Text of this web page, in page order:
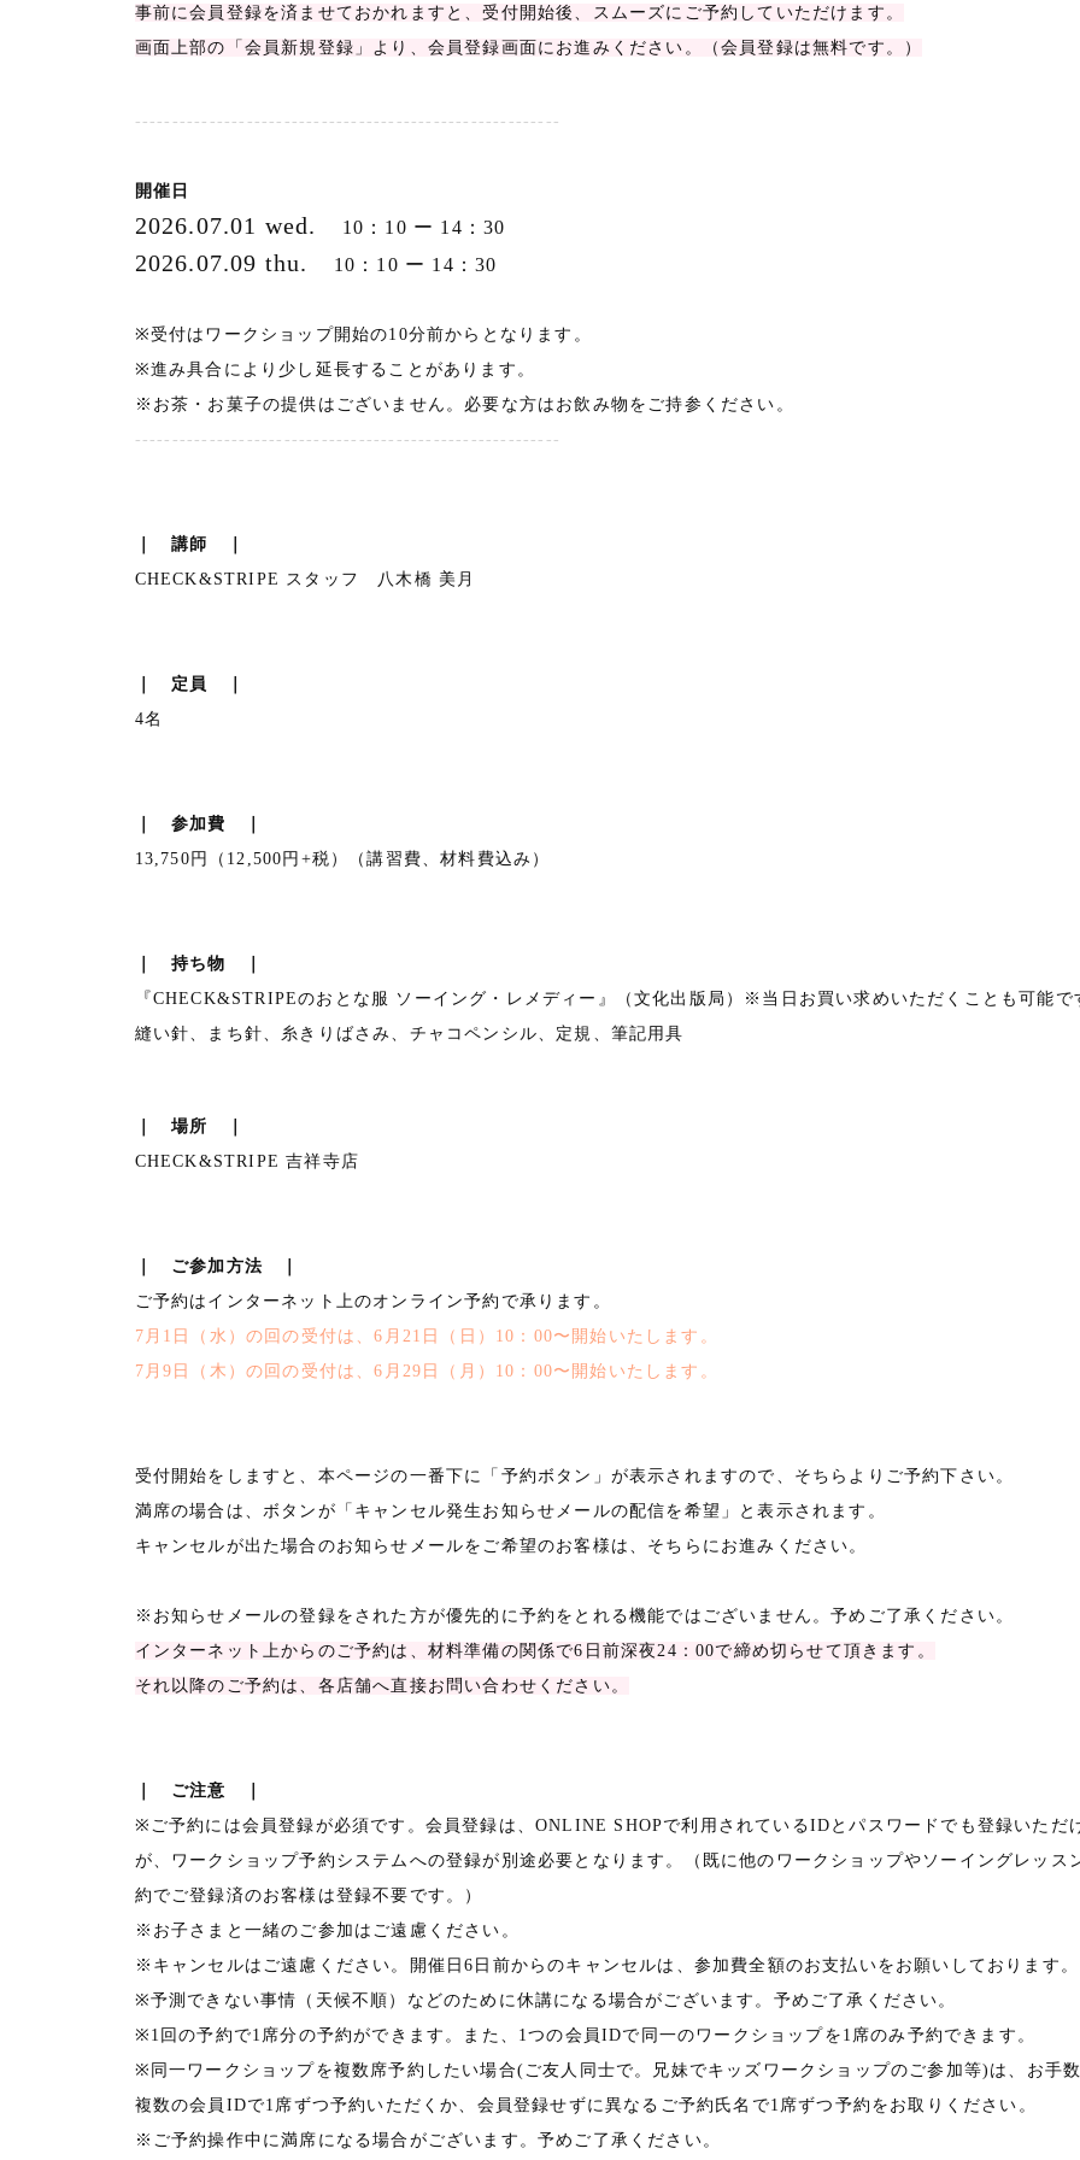
事前に会員登録を済ませておかれますと、受付開始後、スムーズにご予約していただけます。
画面上部の「会員新規登録」より、会員登録画面にお進みください。（会員登録は無料です。）
---------------------------------------------------------
開催日
2026.07.01 wed. 10：10 ー 14：30
2026.07.09 thu. 10：10 ー 14：30
※受付はワークショップ開始の10分前からとなります。
※進み具合により少し延長することがあります。
※お茶・お菓子の提供はございません。必要な方はお飲み物をご持参ください。
---------------------------------------------------------
｜ 講師 ｜
CHECK&STRIPE スタッフ 八木橋 美月
｜ 定員 ｜
4名
｜ 参加費 ｜
13,750円（12,500円+税）（講習費、材料費込み）
｜ 持ち物 ｜
『CHECK&STRIPEのおとな服 ソーイング・レメディー』（文化出版局）※当日お買い求めいただくことも可能で
縫い針、まち針、糸きりばさみ、チャコペンシル、定規、筆記用具
｜ 場所 ｜
CHECK&STRIPE 吉祥寺店
｜ ご参加方法 ｜
ご予約はインターネット上のオンライン予約で承ります。
7月1日（水）の回の受付は、6月21日（日）10：00〜開始いたします。
7月9日（木）の回の受付は、6月29日（月）10：00〜開始いたします。
受付開始をしますと、本ページの一番下に「予約ボタン」が表示されますので、そちらよりご予約下さい。
満席の場合は、ボタンが「キャンセル発生お知らせメールの配信を希望」と表示されます。
キャンセルが出た場合のお知らせメールをご希望のお客様は、そちらにお進みください。
※お知らせメールの登録をされた方が優先的に予約をとれる機能ではございません。予めご了承ください。
インターネット上からのご予約は、材料準備の関係で6日前深夜24：00で締め切らせて頂きます。
それ以降のご予約は、各店舗へ直接お問い合わせください。
｜ ご注意 ｜
※ご予約には会員登録が必須です。会員登録は、ONLINE SHOPで利用されているIDとパスワードでも登録いただ
が、ワークショップ予約システムへの登録が別途必要となります。（既に他のワークショップやソーイングレッス
約でご登録済のお客様は登録不要です。）
※お子さまと一緒のご参加はご遠慮ください。
※キャンセルはご遠慮ください。開催日6日前からのキャンセルは、参加費全額のお支払いをお願いしております。
※予測できない事情（天候不順）などのために休講になる場合がございます。予めご了承ください。
※1回の予約で1席分の予約ができます。また、1つの会員IDで同一のワークショップを1席のみ予約できます。
※同一ワークショップを複数席予約したい場合(ご友人同士で。兄妹でキッズワークショップのご参加等)は、お手
複数の会員IDで1席ずつ予約いただくか、会員登録せずに異なるご予約氏名で1席ずつ予約をお取りください。
※ご予約操作中に満席になる場合がございます。予めご了承ください。